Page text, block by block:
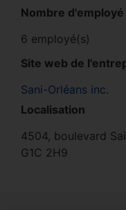
Nombre d'employé
6 employé(s)
Site web de
Sani-Orléans inc.
Localisation
4504, boulevard
G1C 2H9